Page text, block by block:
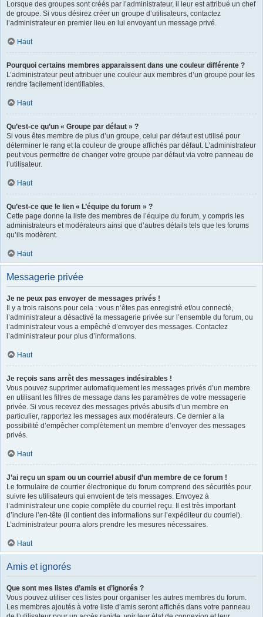
Lorsque des groupes sont créés par l’administrateur, il leur est attribué un chef
de groupe. Si vous désirez créer un groupe d’utilisateurs, contactez
l’administrateur en premier lieu en lui envoyant un message privé.
Haut
Pourquoi certains membres apparaissent dans une couleur différente ?
L’administrateur peut attribuer une couleur aux membres d’un groupe pour les
rendre facilement identifiables.
Haut
Qu’est-ce qu’un « Groupe par défaut » ?
Si vous êtes membre de plus d’un groupe, celui par défaut est utilisé pour
déterminer le rang et la couleur de groupe affichés par défaut. L’administrateur
peut vous permettre de changer votre groupe par défaut via votre panneau de
l’utilisateur.
Haut
Qu’est-ce que le lien « L’équipe du forum » ?
Cette page donne la liste des membres de l’équipe du forum, y compris les
administrateurs et modérateurs ainsi que d’autres détails tels que les forums
qu’ils modèrent.
Haut
Messagerie privée
Je ne peux pas envoyer de messages privés !
Il y a trois raisons pour cela : vous n’êtes pas enregistré et/ou connecté,
l’administrateur a désactivé la messagerie privée sur l’ensemble du forum, ou
l’administrateur vous a empêché d’envoyer des messages. Contactez
l’administrateur pour plus d’informations.
Haut
Je reçois sans arrêt des messages indésirables !
Vous pouvez supprimer automatiquement les messages privés d’un membre
en utilisant les filtres de message dans les paramètres de votre messagerie
privée. Si vous recevez des messages privés abusifs d’un membre en
particulier, rapportez les messages aux modérateurs. Ce dernier a la
possibilité d’empêcher complètement un membre d’envoyer des messages
privés.
Haut
J’ai reçu un spam ou un courriel abusif d’un membre de ce forum !
Le formulaire de courrier électronique du forum comprend des sécurités pour
suivre les utilisateurs qui envoient de tels messages. Envoyez à
l’administrateur une copie complète du courriel reçu. Il est très important
d’inclure l’en-tête (il contient des informations sur l’expéditeur du courriel).
L’administrateur pourra alors prendre les mesures nécessaires.
Haut
Amis et ignorés
Que sont mes listes d’amis et d’ignorés ?
Vous pouvez utiliser ces listes pour organiser les autres membres du forum.
Les membres ajoutés à votre liste d’amis seront affichés dans votre panneau